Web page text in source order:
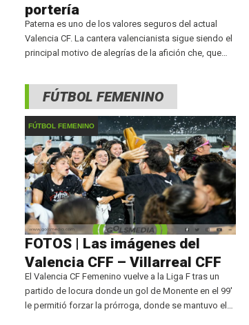
portería
Paterna es uno de los valores seguros del actual
Valencia CF. La cantera valencianista sigue siendo el
principal motivo de alegrías de la afición che, que
FÚTBOL FEMENINO
FÚTBOL FEMENINO
FOTOS | Las imágenes del
Valencia CFF – Villarreal CFF
El Valencia CF Femenino vuelve a la Liga F tras un
partido de locura donde un gol de Monente en el 99'
le permitió forzar la prórroga, donde se mantuvo el